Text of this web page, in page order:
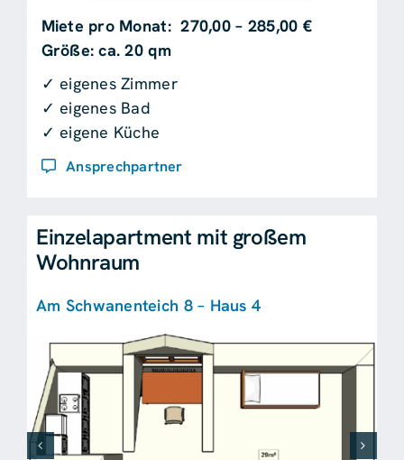
Miete pro Monat: 270,00 – 285,00 €
Größe: ca. 20 qm
✓ eigenes Zimmer
✓ eigenes Bad
✓ eigene Küche
Ansprechpartner
Einzelapartment mit großem
Wohnraum
Am Schwanenteich 8 – Haus 4